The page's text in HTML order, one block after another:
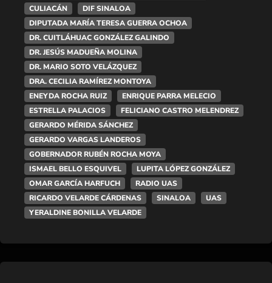
CULIACÁN
DIF SINALOA
DIPUTADA MARÍA TERESA GUERRA OCHOA
DR. CUITLÁHUAC GONZÁLEZ GALINDO
DR. JESÚS MADUEÑA MOLINA
DR. MARIO SOTO VELÁZQUEZ
DRA. CECILIA RAMÍREZ MONTOYA
ENEYDA ROCHA RUIZ
ENRIQUE PARRA MELECIO
ESTRELLA PALACIOS
FELICIANO CASTRO MELENDREZ
GERARDO MÉRIDA SÁNCHEZ
GERARDO VARGAS LANDEROS
GOBERNADOR RUBÉN ROCHA MOYA
ISMAEL BELLO ESQUIVEL
LUPITA LÓPEZ GONZÁLEZ
OMAR GARCÍA HARFUCH
RADIO UAS
RICARDO VELARDE CÁRDENAS
SINALOA
UAS
YERALDINE BONILLA VELARDE